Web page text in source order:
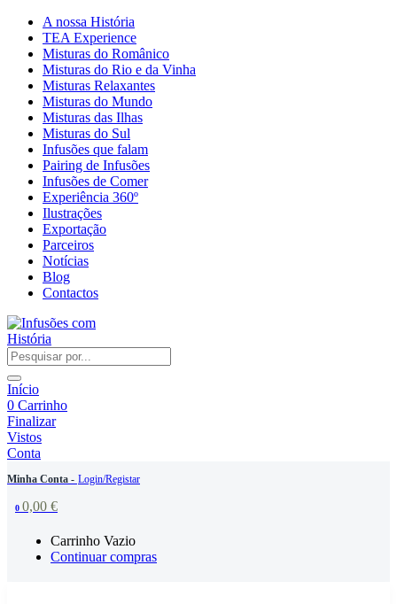
A nossa História
TEA Experience
Misturas do Românico
Misturas do Rio e da Vinha
Misturas Relaxantes
Misturas do Mundo
Misturas das Ilhas
Misturas do Sul
Infusões que falam
Pairing de Infusões
Infusões de Comer
Experiência 360º
Ilustrações
Exportação
Parceiros
Notícias
Blog
Contactos
Início
0 Carrinho
Finalizar
Vistos
Conta
Minha Conta - Login/Registar
0 0,00 €
Carrinho Vazio
Continuar compras